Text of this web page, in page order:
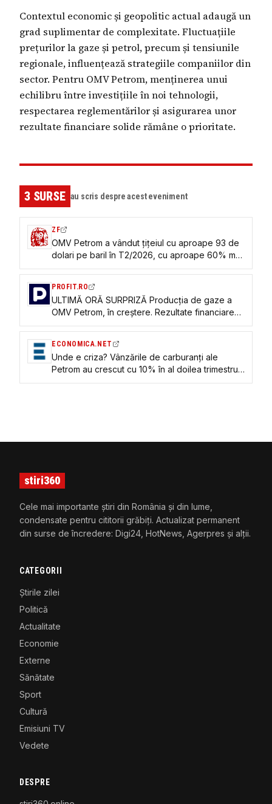
Contextul economic și geopolitic actual adaugă un
grad suplimentar de complexitate. Fluctuațiile
prețurilor la gaze și petrol, precum și tensiunile
regionale, influențează strategiile companiilor din
sector. Pentru OMV Petrom, menținerea unui
echilibru între investițiile în noi tehnologii,
respectarea reglementărilor și asigurarea unor
rezultate financiare solide rămâne o prioritate.
3SURSE au scris despre acest eveniment
ZF
OMV Petrom a vândut ţiţeiul cu aproape 93 de
dolari pe baril în T2/2026, cu aproape 60% mai
scump decât acum un an. Taxa de solidaritate şi
PROFIT.RO
ULTIMĂ ORĂ SURPRIZĂ Producția de gaze a
OMV Petrom, în creștere. Rezultate financiare
mai slabe, ca urmare a reglementării TABEL
ECONOMICA.NET
Unde e criza? Vânzările de carburanți ale
Petrom au crescut cu 10% în al doilea trimestru
al anului
stiri360
Cele mai importante știri din România și din lume,
condensate pentru cititorii grăbiți. Actualizat permanent
din surse de încredere: Digi24, HotNews, Agerpres și alții.
CATEGORII
Știrile zilei
Politică
Actualitate
Economie
Externe
Sănătate
Sport
Cultură
Emisiuni TV
Vedete
DESPRE